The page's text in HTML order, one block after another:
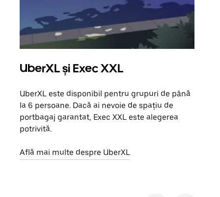
UberXL și Exec XXL
UberXL este disponibil pentru grupuri de până
la 6 persoane. Dacă ai nevoie de spațiu de
portbagaj garantat, Exec XXL este alegerea
potrivită.
Află mai multe despre UberXL